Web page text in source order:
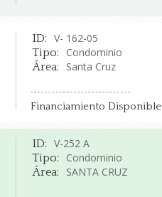
ID: V- 162-05
Tipo: Condominio
Área: Santa Cruz
Financiamiento Disponible
ID: V-252 A
Tipo: Condominio
Área: SANTA CRUZ